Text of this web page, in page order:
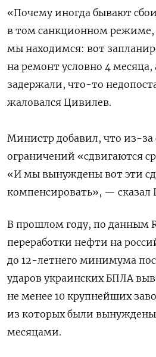
«Почему иногда бывают
в том санкционном режиме,
мы находимся: вот
на ремонт условно 4
задержали, что-то
жаловался Цивилев.
Министр добавил, что из-
ограничений «сдвигаются
«И мы вынуждены вот эти
компенсировать», — сказал
В прошлом году, по данным
переработки нефти на
до 12-летнего минимума
ударов украинских БПЛА
не менее 10 крупнейших
из которых были вынуждены
месяцами.